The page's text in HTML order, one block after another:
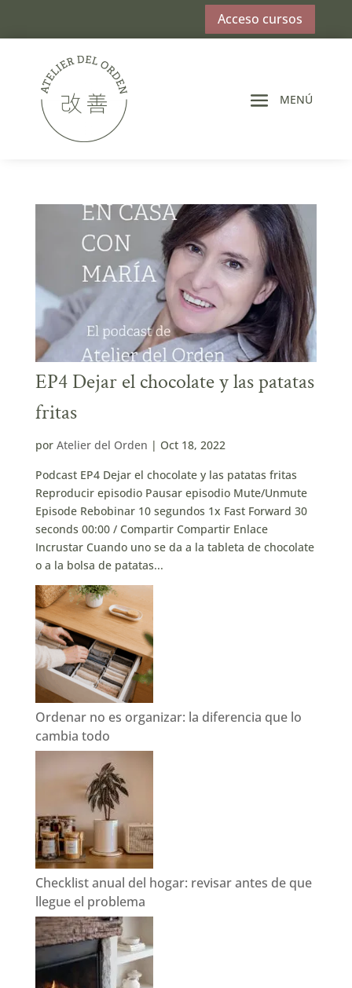
Acceso cursos
EP4 Dejar el chocolate y las patatas
fritas
por Atelier del Orden | Oct 18, 2022
Podcast EP4 Dejar el chocolate y las patatas fritas
Reproducir episodio Pausar episodio Mute/Unmute
Episode Rebobinar 10 segundos 1x Fast Forward 30
seconds 00:00 / Compartir Compartir Enlace
Incrustar Cuando uno se da a la tableta de chocolate
o a la bolsa de patatas...
Ordenar no es organizar: la diferencia que lo
cambia todo
Checklist anual del hogar: revisar antes de que
llegue el problema